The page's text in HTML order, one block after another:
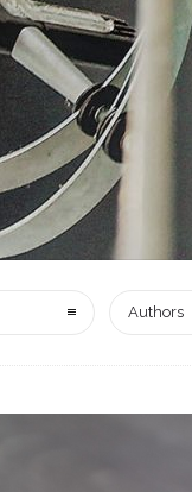
Authors